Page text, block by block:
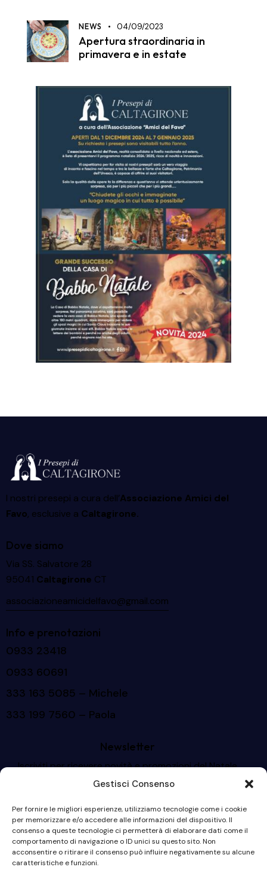
Gestisci Consenso
Per fornire le migliori esperienze, utilizziamo tecnologie come i cookie
per memorizzare e/o accedere alle informazioni del dispositivo. Il
consenso a queste tecnologie ci permetterà di elaborare dati come il
comportamento di navigazione o ID unici su questo sito. Non
acconsentire o ritirare il consenso può influire negativamente su alcune
caratteristiche e funzioni.
NEWS 04/09/2023
Apertura straordinaria in
primavera e in estate
I nostri presepi a cura dell’Associazione Amici del
Favo, esclusive a Caltagirone.
Dove siamo
Via SS. Salvatore 28
95041 Caltagirone CT
associazioneamicidelfavo@gmail.com
Info e prenotazioni
0933 23418
0933 60691
333 163 5085 – Michele
333 199 7560 – Paola
Newsletter
Iscriviti per ricevere novità e promozioni del Natale
2025